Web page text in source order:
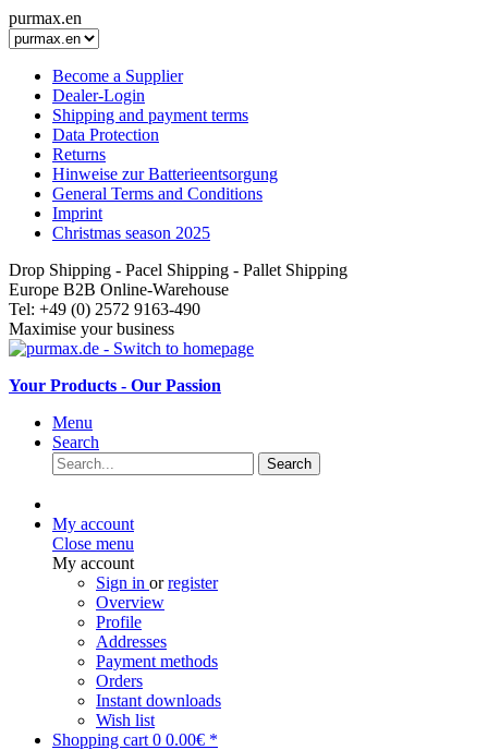
purmax.en
Become a Supplier
Dealer-Login
Shipping and payment terms
Data Protection
Returns
Hinweise zur Batterieentsorgung
General Terms and Conditions
Imprint
Christmas season 2025
Drop Shipping - Pacel Shipping - Pallet Shipping
Europe B2B Online-Warehouse
Tel: +49 (0) 2572 9163-490
Maximise your business
Your Products - Our Passion
Menu
Search
Search
My account
Close menu
My account
Sign in orregister
Overview
Profile
Addresses
Payment methods
Orders
Instant downloads
Wish list
Shopping cart 0 0.00€ *